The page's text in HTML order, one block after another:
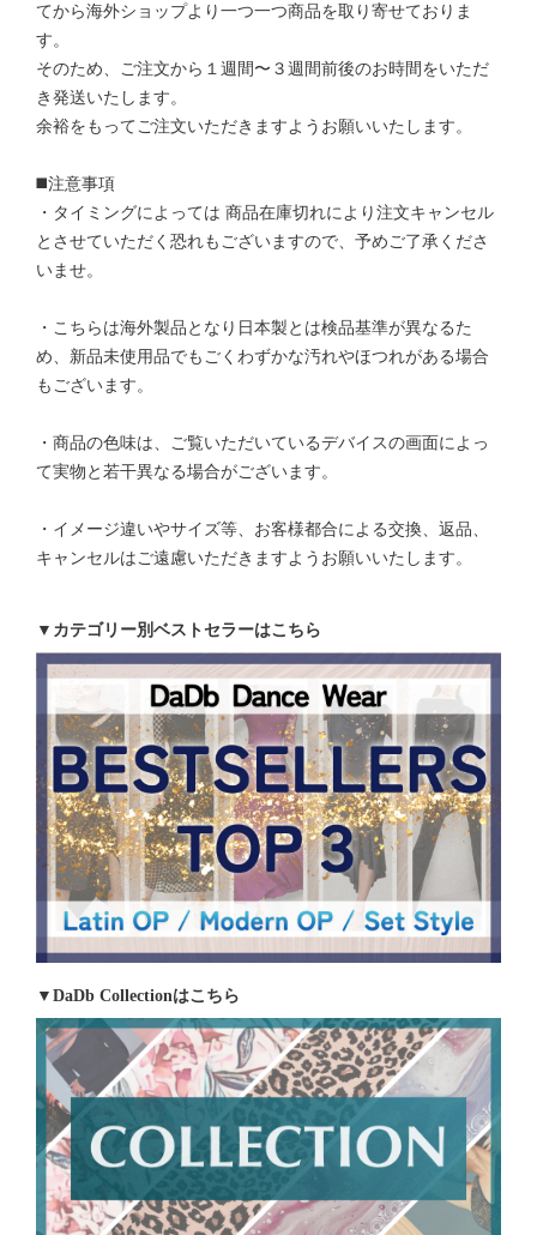
てから海外ショップより一つ一つ商品を取り寄せておりま
す。
そのため、ご注文から１週間〜３週間前後のお時間をいただ
き発送いたします。
余裕をもってご注文いただきますようお願いいたします。
◼️注意事項
・タイミングによっては 商品在庫切れにより注文キャンセル
とさせていただく恐れもございますので、予めご了承くださ
いませ。
・こちらは海外製品となり日本製とは検品基準が異なるた
め、新品未使用品でもごくわずかな汚れやほつれがある場合
もございます。
・商品の色味は、ご覧いただいているデバイスの画面によっ
て実物と若干異なる場合がございます。
・イメージ違いやサイズ等、お客様都合による交換、返品、
キャンセルはご遠慮いただきますようお願いいたします。
▼カテゴリー別ベストセラーはこちら
▼DaDb Collectionはこちら